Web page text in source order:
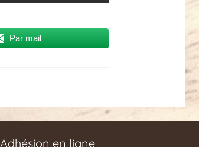
Par mail
Adhésion en ligne